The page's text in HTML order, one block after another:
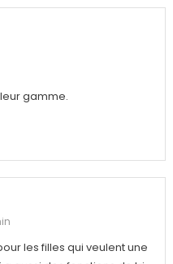
gamme.
les filles qui veulent une